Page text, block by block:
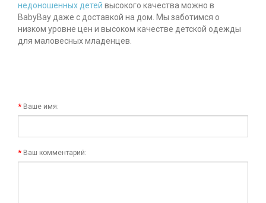
недоношенных детей высокого качества можно в
BabyBay даже с доставкой на дом. Мы заботимся о
низком уровне цен и высоком качестве детской одежды
для маловесных младенцев.
Ваше имя:
Ваш комментарий: